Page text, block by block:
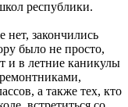
республики.
нет, закончились
было не просто,
и в летние каникулы
а также тех, кто